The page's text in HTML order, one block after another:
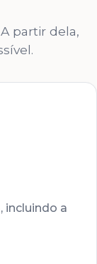
partir dela,
incluindo a